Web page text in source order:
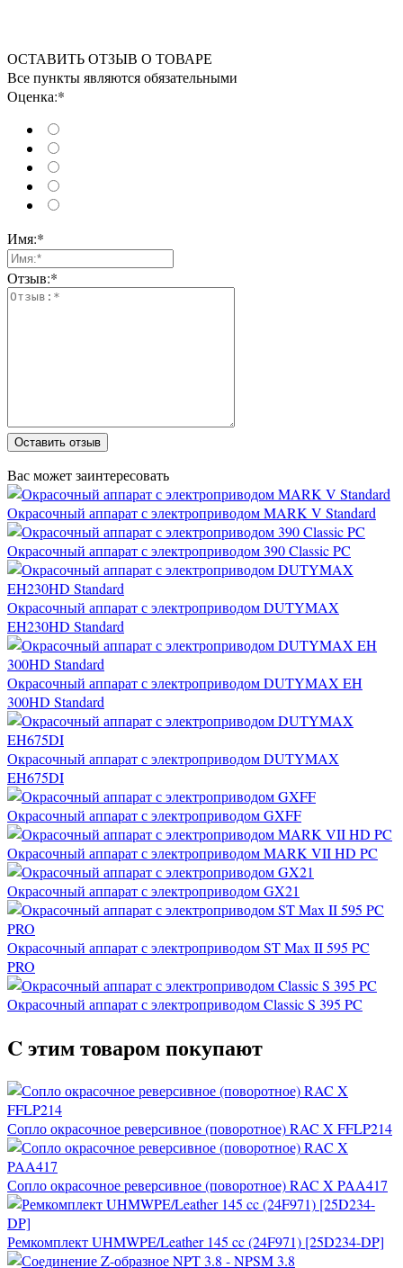
ОСТАВИТЬ ОТЗЫВ О ТОВАРЕ
Все пункты являются обязательными
Оценка:*
Имя:*
Отзыв:*
Оставить отзыв
Вас может заинтересовать
Окрасочный аппарат с электроприводом MARK V Standard
Окрасочный аппарат с электроприводом 390 Classic PC
Окрасочный аппарат с электроприводом DUTYMAX
EH230HD Standard
Окрасочный аппарат с электроприводом DUTYMAX EH
300HD Standard
Окрасочный аппарат с электроприводом DUTYMAX
EH675DI
Окрасочный аппарат с электроприводом GXFF
Окрасочный аппарат с электроприводом MARK VII HD PC
Окрасочный аппарат с электроприводом GX21
Окрасочный аппарат с электроприводом ST Max II 595 PC
PRO
Окрасочный аппарат с электроприводом Classic S 395 PC
C этим товаром покупают
Сопло окрасочное реверсивное (поворотное) RAC X FFLP214
Сопло окрасочное реверсивное (поворотное) RAC X PAA417
Ремкомплект UHMWPE/Leather 145 cc (24F971) [25D234-DP]